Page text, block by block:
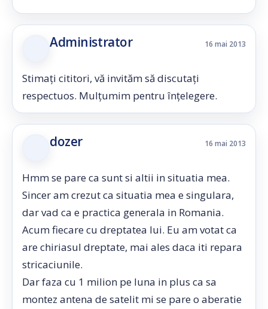
Administrator 16 mai 2013
Stimați cititori, vă invităm să discutați
respectuos. Mulțumim pentru înțelegere.
dozer 16 mai 2013
Hmm se pare ca sunt si altii in situatia mea.
Sincer am crezut ca situatia mea e singulara,
dar vad ca e practica generala in Romania.
Acum fiecare cu dreptatea lui. Eu am votat ca
are chiriasul dreptate, mai ales daca iti repara
stricaciunile.
Dar faza cu 1 milion pe luna in plus ca sa
montez antena de satelit mi se pare o aberatie